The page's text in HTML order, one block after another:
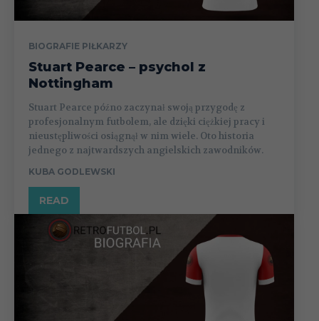
BIOGRAFIE PIŁKARZY
Stuart Pearce – psychol z
Nottingham
Stuart Pearce późno zaczynał swoją przygodę z
profesjonalnym futbolem, ale dzięki ciężkiej pracy i
nieustępliwości osiągnął w nim wiele. Oto historia
jednego z najtwardszych angielskich zawodników.
KUBA GODLEWSKI
READ